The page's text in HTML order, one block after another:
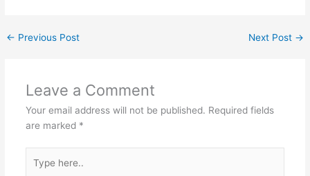
← Previous Post Next Post →
Leave a Comment
Your email address will not be published. Required fields
are marked *
here..